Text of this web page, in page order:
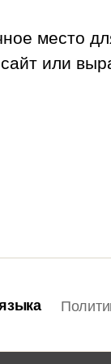
место
или